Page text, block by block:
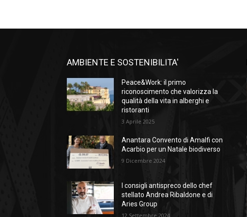
AMBIENTE E SOSTENIBILITA'
Peace&Work: il primo
riconoscimento che valorizza la
qualità della vita in alberghi e
ristoranti
3 Aprile 2025
Anantara Convento di Amalfi con
Acarbio per un Natale biodiverso
9 Dicembre 2024
I consigli antispreco dello chef
stellato Andrea Ribaldone e di
Aries Group
12 Settembre 2024